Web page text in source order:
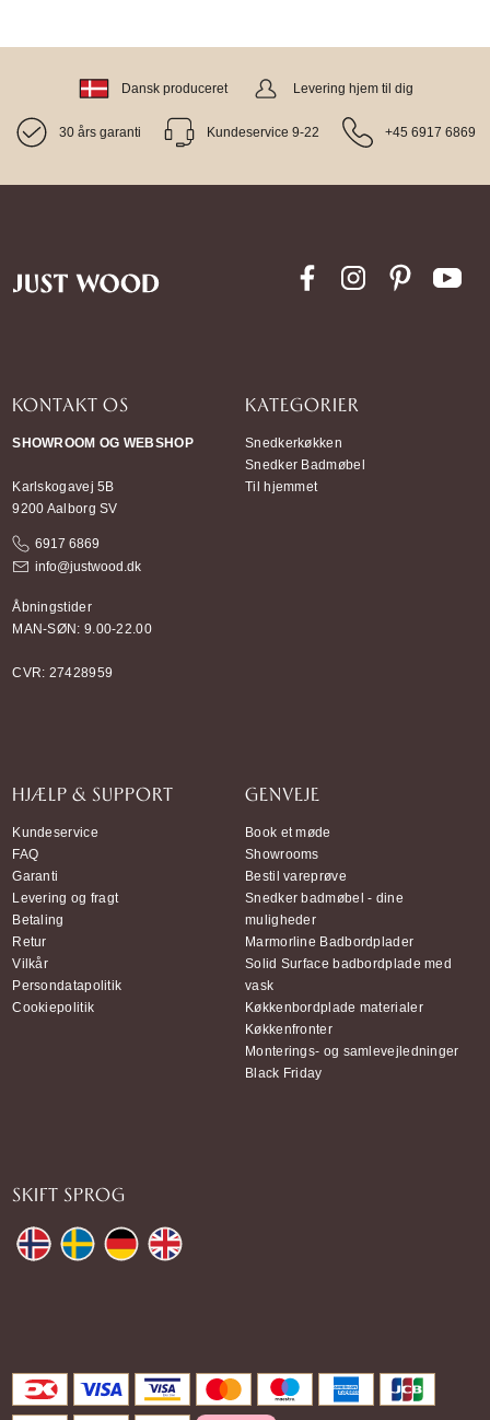
Dansk produceret Levering hjem til dig
30 års garanti Kundeservice 9-22 +45 6917 6869
KONTAKT OS
SHOWROOM OG WEBSHOP
Karlskogavej 5B
9200 Aalborg SV
6917 6869
info@justwood.dk
Åbningstider
MAN-SØN: 9.00-22.00
CVR: 27428959
KATEGORIER
Snedkerkøkken
Snedker Badmøbel
Til hjemmet
HJÆLP & SUPPORT
Kundeservice
FAQ
Garanti
Levering og fragt
Betaling
Retur
Vilkår
Persondatapolitik
Cookiepolitik
GENVEJE
Book et møde
Showrooms
Bestil vareprøve
Snedker badmøbel - dine
muligheder
Marmorline Badbordplader
Solid Surface badbordplade med
vask
Køkkenbordplade materialer
Køkkenfronter
Monterings- og samlevejledninger
Black Friday
SKIFT SPROG